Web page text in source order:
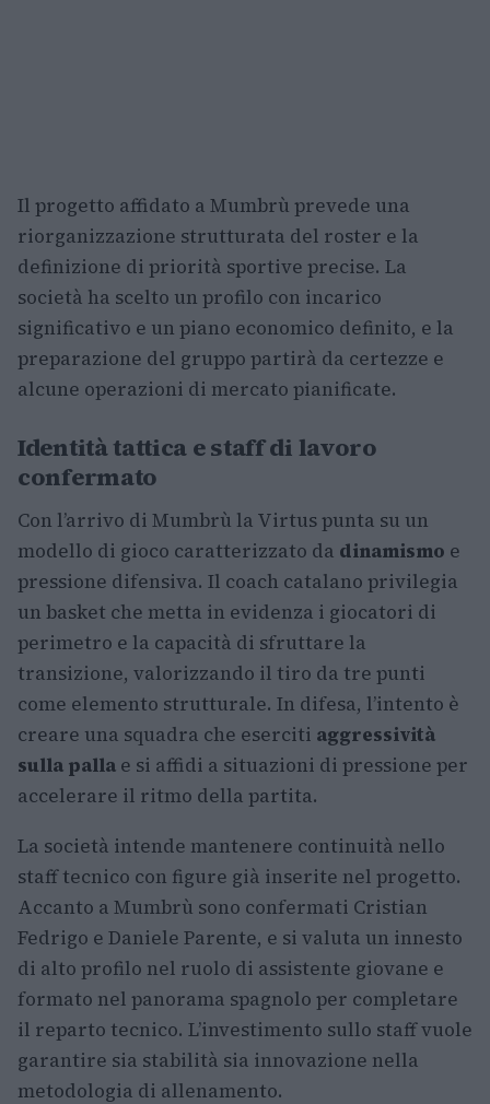
Il progetto affidato a Mumbrù prevede una
riorganizzazione strutturata del roster e la
definizione di priorità sportive precise. La
società ha scelto un profilo con incarico
significativo e un piano economico definito, e la
preparazione del gruppo partirà da certezze e
alcune operazioni di mercato pianificate.
Identità tattica e staff di lavoro
confermato
Con l’arrivo di Mumbrù la Virtus punta su un
modello di gioco caratterizzato da dinamismo e
pressione difensiva. Il coach catalano privilegia
un basket che metta in evidenza i giocatori di
perimetro e la capacità di sfruttare la
transizione, valorizzando il tiro da tre punti
come elemento strutturale. In difesa, l’intento è
creare una squadra che eserciti aggressività
sulla palla e si affidi a situazioni di pressione per
accelerare il ritmo della partita.
La società intende mantenere continuità nello
staff tecnico con figure già inserite nel progetto.
Accanto a Mumbrù sono confermati Cristian
Fedrigo e Daniele Parente, e si valuta un innesto
di alto profilo nel ruolo di assistente giovane e
formato nel panorama spagnolo per completare
il reparto tecnico. L’investimento sullo staff vuole
garantire sia stabilità sia innovazione nella
metodologia di allenamento.